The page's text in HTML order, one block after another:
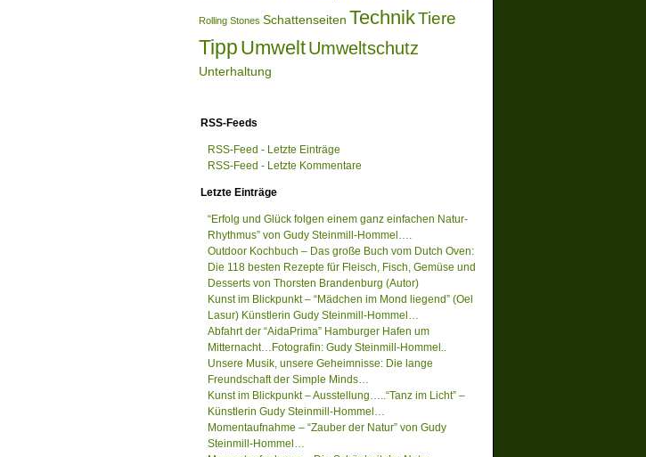
Rolling Stones Schattenseiten TechnikTiere
Tipp UmweltUmweltschutz
Unterhaltung
RSS-Feeds
RSS-Feed - Letzte Einträge
RSS-Feed - Letzte Kommentare
Letzte Einträge
“Erfolg und Glück folgen einem ganz einfachen Natur-
Rhythmus” von Gudy Steinmill-Hommel….
Outdoor Kochbuch – Das große Buch vom Dutch Oven:
Die 118 besten Rezepte für Fleisch, Fisch, Gemüse und
Desserts von Thorsten Brandenburg (Autor)
Kunst im Blickpunkt – “Mädchen im Mond liegend” (Oel
Lasur) Künstlerin Gudy Steinmill-Hommel…
Abfahrt der “AidaPrima” Hamburger Hafen um
Mitternacht…Fotografin: Gudy Steinmill-Hommel..
Unsere Musik, unsere Geheimnisse: Die lange
Freundschaft der Simple Minds…
Kunst im Blickpunkt – Ausstellung…..“Tanz im Licht” –
Künstlerin Gudy Steinmill-Hommel…
Momentaufnahme – “Zauber der Natur” von Gudy
Steinmill-Hommel…